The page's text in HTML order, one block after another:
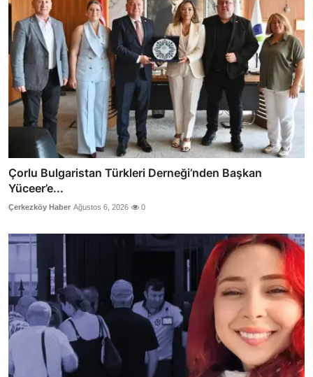
Çorlu Bulgaristan Türkleri Derneği’nden Başkan
Yüceer’e...
Çerkezköy Haber Ağustos 6, 2026 0